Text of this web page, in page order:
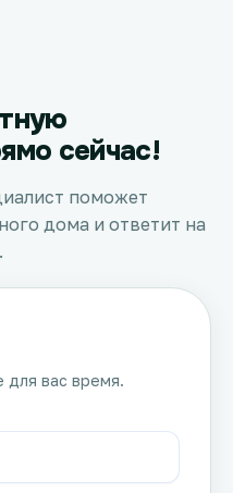
сейчас!
поможет
дома и ответит на
для вас время.